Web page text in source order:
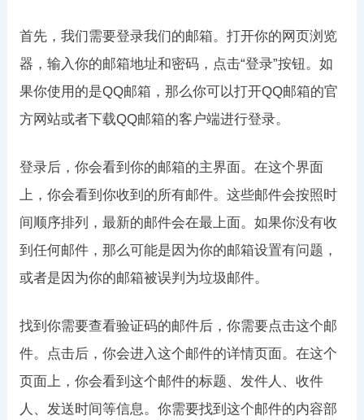
首先，我们需要登录我们的邮箱。打开你的网页浏览
器，输入你的邮箱地址和密码，点击“登录”按钮。如
果你使用的是QQ邮箱，那么你可以打开QQ邮箱的官
方网站或者下载QQ邮箱的客户端进行登录。
登录后，你会看到你的邮箱的主界面。在这个界面
上，你会看到你收到的所有邮件。这些邮件会按照时
间顺序排列，最新的邮件会在最上面。如果你没有收
到任何邮件，那么可能是因为你的邮箱设置有问题，
或者是因为你的邮箱被误判为垃圾邮件。
找到你需要查看验证码的邮件后，你需要点击这个邮
件。点击后，你会进入这个邮件的详情页面。在这个
页面上，你会看到这个邮件的标题、发件人、收件
人、发送时间等信息。你需要找到这个邮件的内容部